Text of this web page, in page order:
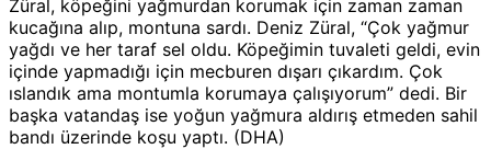
Züral, köpeğini yağmurdan korumak için zaman zaman
kucağına alıp, montuna sardı. Deniz Züral, “Çok yağmur
yağdı ve her taraf sel oldu. Köpeğimin tuvaleti geldi, evin
içinde yapmadığı için mecburen dışarı çıkardım. Çok
ıslandık ama montumla korumaya çalışıyorum” dedi. Bir
başka vatandaş ise yoğun yağmura aldırış etmeden sahil
bandı üzerinde koşu yaptı. (DHA)